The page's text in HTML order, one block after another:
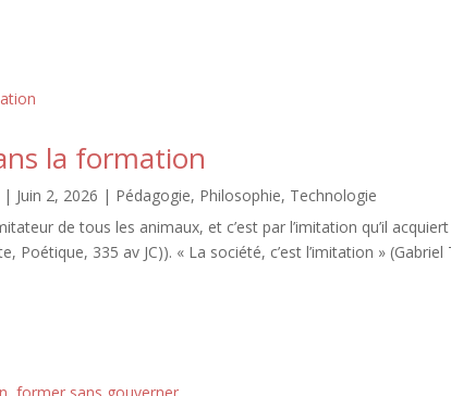
la formation
| Juin 2, 2026 | Pédagogie, Philosophie, Technologie
de tous les animaux, et c’est par l’imitation qu’il
Poétique, 335 av JC)). « La société, c’est l’imitation »